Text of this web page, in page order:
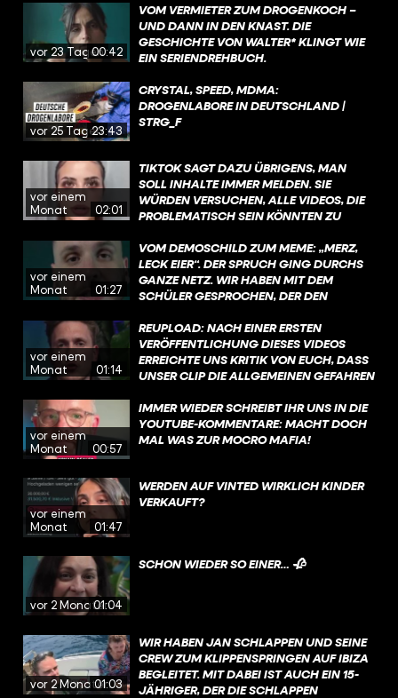
vor 23 Tagen00:42
VOM VERMIETER ZUM DROGENKOCH –
UND DANN IN DEN KNAST. DIE
GESCHICHTE VON WALTER* KLINGT WIE
EIN SERIENDREHBUCH.
vor 25 Tagen23:43
CRYSTAL, SPEED, MDMA:
DROGENLABORE IN DEUTSCHLAND |
STRG_F
vor einem
Monat
02:01
TIKTOK SAGT DAZU ÜBRIGENS, MAN
SOLL INHALTE IMMER MELDEN. SIE
WÜRDEN VERSUCHEN, ALLE VIDEOS, DIE
PROBLEMATISCH SEIN KÖNNTEN ZU
DAVON HABEN UND AUCH SELBST AKTIV
INHALTE FILTERN, DIE GEGEN DIE
RICHTLINIEN VERSTOSSEN.
vor einem
Monat
01:27
VOM DEMOSCHILD ZUM MEME: „MERZ,
LECK EIER“. DER SPRUCH GING DURCHS
GANZE NETZ. WIR HABEN MIT DEM
SCHÜLER GESPROCHEN, DER DEN
GEFRAGT: WARUM?
vor einem
Monat
01:14
REUPLOAD: NACH EINER ERSTEN
VERÖFFENTLICHUNG DIESES VIDEOS
ERREICHTE UNS KRITIK VON EUCH, DASS
UNSER CLIP DIE ALLGEMEINEN GEFAHREN
HABEN WIR EINIGE NACHRICHTEN
BEKOMMEN, IN DENEN IHR EIGENE
UNFÄLLE GESCHILDERT HABT.
vor einem
Monat
00:57
IMMER WIEDER SCHREIBT IHR UNS IN DIE
YOUTUBE-KOMMENTARE: MACHT DOCH
MAL WAS ZUR MOCRO MAFIA!
vor einem
Monat
01:47
WERDEN AUF VINTED WIRKLICH KINDER
VERKAUFT?
vor 2 Monaten
01:04
SCHON WIEDER SO EINER… 🥀
vor 2 Monaten
01:03
WIR HABEN JAN SCHLAPPEN UND SEINE
CREW ZUM KLIPPENSPRINGEN AUF IBIZA
BEGLEITET. MIT DABEI IST AUCH EIN 15-
JÄHRIGER, DER DIE SCHLAPPEN